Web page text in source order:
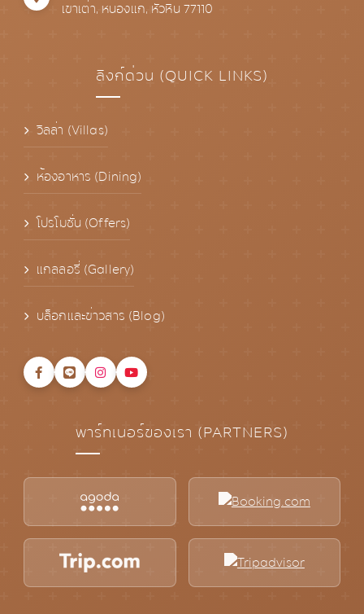
เขาเต่า, หนองแก, หัวหิน 77110
ลิงก์ด่วน (QUICK LINKS)
วิลล่า (Villas)
ห้องอาหาร (Dining)
โปรโมชั่น (Offers)
แกลลอรี่ (Gallery)
บล็อกและข่าวสาร (Blog)
พาร์ทเนอร์ของเรา (PARTNERS)